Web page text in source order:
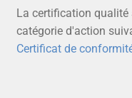
La certification qualité
catégorie d'action
Certificat de